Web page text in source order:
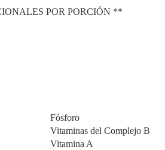
POR PORCIÓN **
Fósforo
Vitaminas del Complejo B
Vitamina A